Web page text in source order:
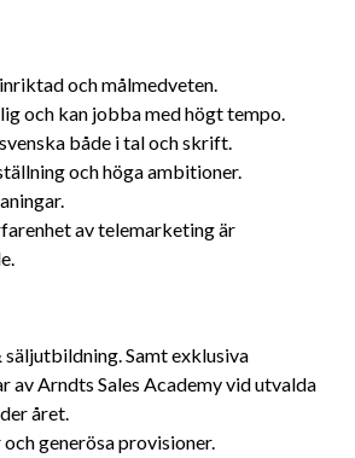
och målmedveten.
och kan jobba med högt tempo.
både i tal och skrift.
och höga ambitioner.
av telemarketing är
Samt exklusiva
av Arndts Sales Academy vid utvalda
året.
och generösa provisioner.